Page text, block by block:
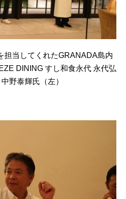
担当してくれたGRANADA島内
DINING すし和食永代 永代弘
野泰輝氏（左）